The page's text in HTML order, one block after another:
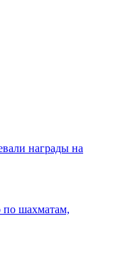
награды на
по шахматам,